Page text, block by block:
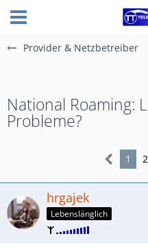
Provider & Netzbetreiber
National Roaming:
Probleme?
1 2
hrgajek
Lebenslänglich